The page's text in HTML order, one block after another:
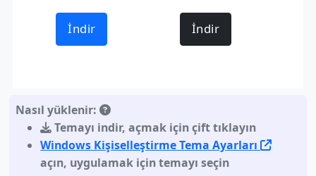
İndir İndir
Nasıl yüklenir:
Temayı indir,açmak için çift tıklayın
Windows Kişiselleştirme Tema Ayarları
açın, uygulamak için temayı seçin